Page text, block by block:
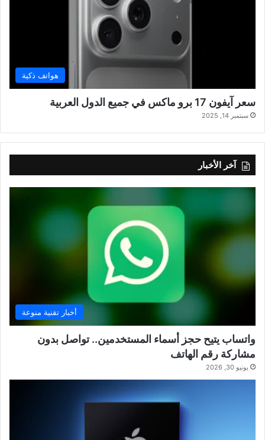
هواتف ذكية
سعر آيفون 17 برو ماكس في جميع الدول العربية
سبتمبر 14, 2025
آخر الأخبار
أخبار تقنية منوعة
واتساب يتيح حجز أسماء المستخدمين.. تواصل بدون
مشاركة رقم الهاتف
يونيو 30, 2026